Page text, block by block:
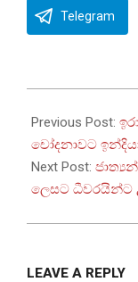
Telegram
03-
05
Previous Post:
චෝදනාවට
Next Post:
ලෙසට ධීවරයින්ට
LEAVE A REPLY